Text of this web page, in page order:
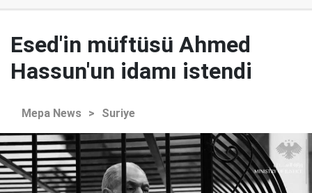
Esed'in müftüsü Ahmed
Hassun'un idamı istendi
Mepa News > Suriye